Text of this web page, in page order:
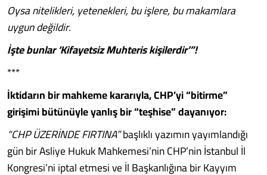
Oysa nitelikleri, yetenekleri, bu işlere, bu makamlara
uygun değildir.
İşte bunlar ‘Kifayetsiz Muhteris kişilerdir’”!
***
İktidarın bir mahkeme kararıyla, CHP’yi “bitirme”
girişimi bütünüyle yanlış bir “teşhise” dayanıyor:
“CHP ÜZERİNDE FIRTINA”başlıklı yazımın yayımlandığı
gün bir Asliye Hukuk Mahkemesi’nin CHP’nin İstanbul İl
Kongresi’ni iptal etmesi ve İl Başkanlığına bir Kayyım